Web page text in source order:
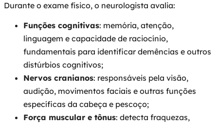
Durante o exame físico, o neurologista avalia:
Funções cognitivas: memória, atenção,
linguagem e capacidade de raciocínio,
fundamentais para identificar demências e outros
distúrbios cognitivos;
Nervos cranianos: responsáveis pela visão,
audição, movimentos faciais e outras funções
específicas da cabeça e pescoço;
Força muscular e tônus: detecta fraquezas,